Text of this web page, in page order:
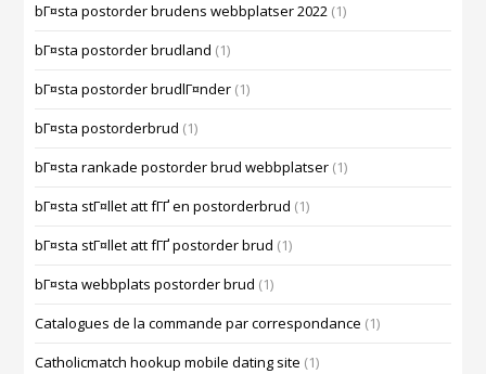
bГ¤sta postorder brudens webbplatser 2022 (1)
bГ¤sta postorder brudland (1)
bГ¤sta postorder brudlГ¤nder (1)
bГ¤sta postorderbrud (1)
bГ¤sta rankade postorder brud webbplatser (1)
bГ¤sta stГ¤llet att fГҐ en postorderbrud (1)
bГ¤sta stГ¤llet att fГҐ postorder brud (1)
bГ¤sta webbplats postorder brud (1)
Catalogues de la commande par correspondance (1)
Catholicmatch hookup mobile dating site (1)